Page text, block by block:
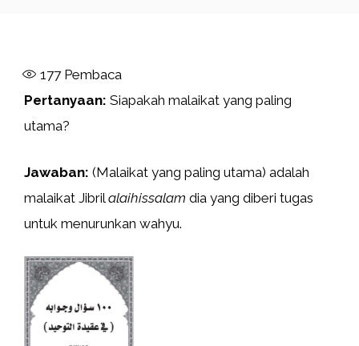
177Pembaca
Pertanyaan: Siapakah malaikat yang paling
utama?
Jawaban: (Malaikat yang paling utama) adalah
malaikat Jibrilalaihissalam dia yang diberi tugas
untuk menurunkan wahyu.